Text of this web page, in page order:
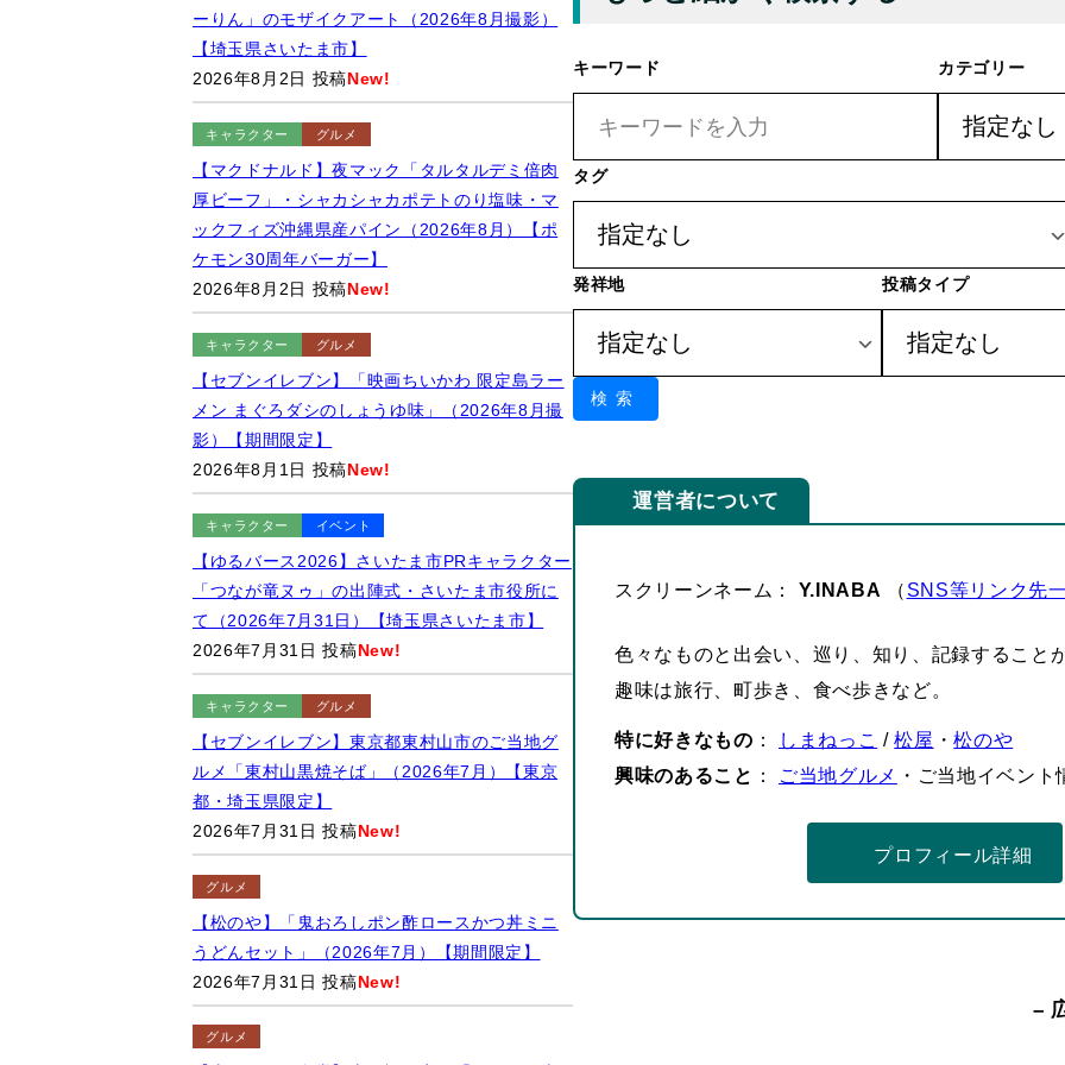
キーワード カテゴリー
タグ
発祥地 投稿タイプ
検索
運営者について
スクリーンネーム： Y.INABA （ SNS等リンク先
色々なものと出会い、巡り、知り、記録すること
趣味は旅行、町歩き、食べ歩きなど。
特に好きなもの ： しまねっこ /松屋 ・松のや
興味のあること ： ご当地グルメ ・ご当地イベント
プロフィール詳細
–
ーりん」のモザイクアート（2026年8月撮影）
【埼玉県さいたま市】
2026年8月2日 投稿New!
キャラクター グルメ
【マクドナルド】夜マック「タルタルデミ倍肉
厚ビーフ」・シャカシャカポテトのり塩味・マ
ックフィズ沖縄県産パイン（2026年8月）【ポ
ケモン30周年バーガー】
2026年8月2日 投稿New!
キャラクター グルメ
【セブンイレブン】「映画ちいかわ 限定島ラー
メン まぐろダシのしょうゆ味」（2026年8月撮
影）【期間限定】
2026年8月1日 投稿New!
キャラクター イベント
【ゆるバース2026】さいたま市PRキャラクター
「つなが竜ヌゥ」の出陣式・さいたま市役所に
て（2026年7月31日）【埼玉県さいたま市】
2026年7月31日 投稿New!
キャラクター グルメ
【セブンイレブン】東京都東村山市のご当地グ
ルメ「東村山黒焼そば」（2026年7月）【東京
都・埼玉県限定】
2026年7月31日 投稿New!
グルメ
【松のや】「鬼おろしポン酢ロースかつ丼ミニ
うどんセット」（2026年7月）【期間限定】
2026年7月31日 投稿New!
グルメ